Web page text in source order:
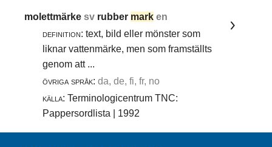
molettmärkesv rubber mark en
definition: text, bild eller mönster som
liknar vattenmärke, men som framställts
genom att ...
övriga språk: da, de, fi, fr, no
källa: Terminologicentrum TNC:
Pappersordlista | 1992